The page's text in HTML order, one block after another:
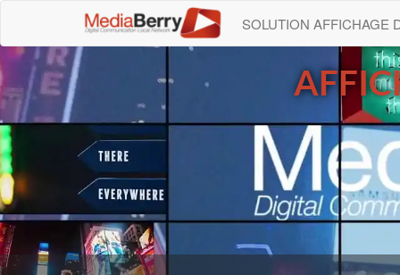
SOLUTION AFFICHAGE